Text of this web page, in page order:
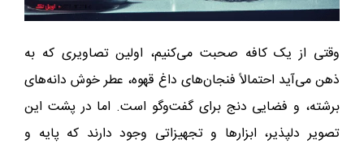
وقتی از یک کافه صحبت می‌کنیم، اولین تصاویری که به
ذهن می‌آید احتمالاً فنجان‌های داغ قهوه، عطر خوش دانه‌های
برشته، و فضایی دنج برای گفت‌وگو است. اما در پشت این
تصویر دلپذیر، ابزارها و تجهیزاتی وجود دارند که پایه و